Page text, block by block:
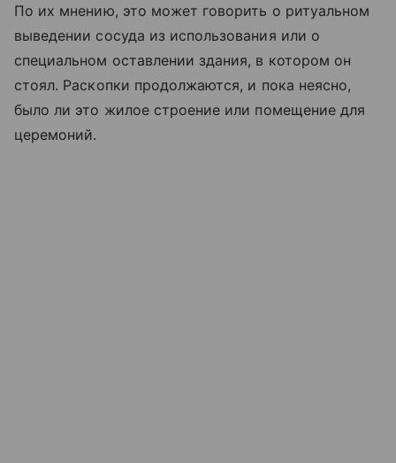
По их мнению, это может говорить о ритуальном
выведении сосуда из использования или о
специальном оставлении здания, в котором он
стоял. Раскопки продолжаются, и пока неясно,
было ли это жилое строение или помещение для
церемоний.